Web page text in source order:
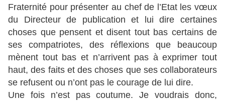
Fraternité pour présenter au chef de l’Etat les vœux
du Directeur de publication et lui dire certaines
choses que pensent et disent tout bas certains de
ses compatriotes, des réflexions que beaucoup
mènent tout bas et n’arrivent pas à exprimer tout
haut, des faits et des choses que ses collaborateurs
se refusent ou n’ont pas le courage de lui dire.
Une fois n’est pas coutume. Je voudrais donc,